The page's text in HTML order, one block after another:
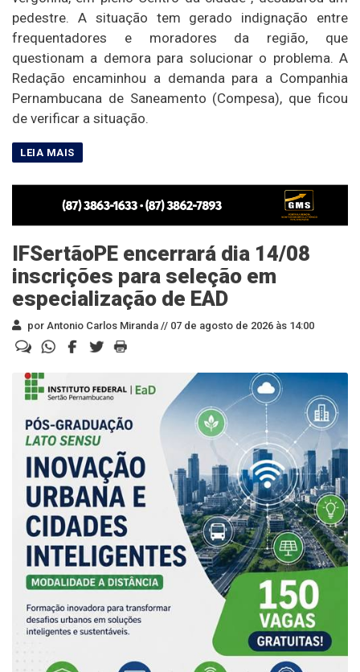
pedestre. A situação tem gerado indignação entre
frequentadores e moradores da região, que
questionam a demora para solucionar o problema. A
Redação encaminhou a demanda para a Companhia
Pernambucana de Saneamento (Compesa), que ficou
de verificar a situação.
IFSertãoPE encerrará dia 14/08
inscrições para seleção em
especialização de EAD
por Antonio Carlos Miranda // 07 de agosto de 2026 às 14:00